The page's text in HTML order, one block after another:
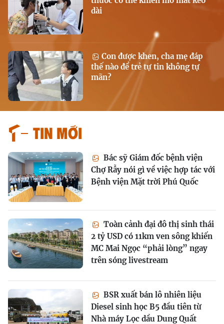
dài
Con được khen, cha mẹ đáp
thế nào để trẻ tự tin không tự
mãn?
Tin mới
Bác sỹ Giám đốc bệnh viện
Chợ Rẫy nói gì về việc hợp tác với
Bệnh viện Mặt trời Phú Quốc
Toàn cảnh đại đô thị sinh thái
2 tỷ USD có 11km ven sông khiến
MC Mai Ngọc “phải lòng” ngay
trên sóng livestream
BSR xuất bán lô nhiên liệu
Diesel sinh học B5 đầu tiên từ
Nhà máy Lọc dầu Dung Quất